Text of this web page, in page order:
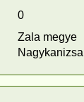
0
Zala megye
Nagykanizsa